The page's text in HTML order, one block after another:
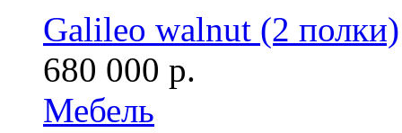
Galileo walnut (2 полки)
680 000 р.
Мебель